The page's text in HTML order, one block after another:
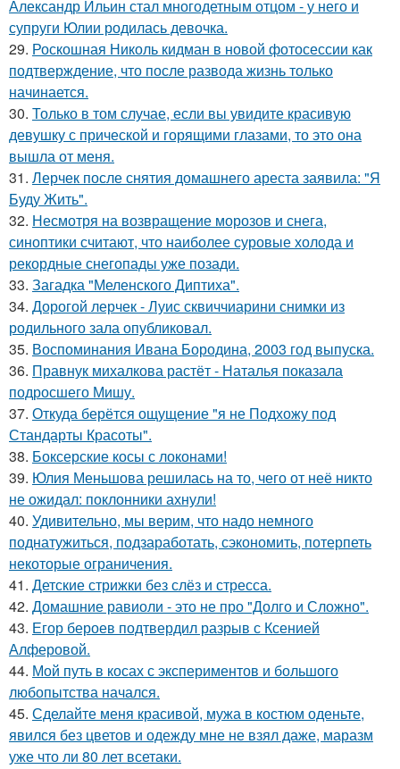
Александр Ильин стал многодетным отцом - у него и
супруги Юлии родилась девочка.
29. Роскошная Николь кидман в новой фотосессии как
подтверждение, что после развода жизнь только
начинается.
30. Только в том случае, если вы увидите красивую
девушку с прической и горящими глазами, то это она
вышла от меня.
31. Лерчек после снятия домашнего ареста заявила: "Я
Буду Жить".
32. Несмотря на возвращение морозов и снега,
синоптики считают, что наиболее суровые холода и
рекордные снегопады уже позади.
33. Загадка "Меленского Диптиха".
34. Дорогой лерчек - Луис сквиччиарини снимки из
родильного зала опубликовал.
35. Воспоминания Ивана Бородина, 2003 год выпуска.
36. Правнук михалкова растёт - Наталья показала
подросшего Мишу.
37. Откуда берётся ощущение "я не Подхожу под
Стандарты Красоты".
38. Боксерские косы с локонами!
39. Юлия Меньшова решилась на то, чего от неё никто
не ожидал: поклонники ахнули!
40. Удивительно, мы верим, что надо немного
поднатужиться, подзаработать, сэкономить, потерпеть
некоторые ограничения.
41. Детские стрижки без слёз и стресса.
42. Домашние равиоли - это не про "Долго и Сложно".
43. Егор бероев подтвердил разрыв с Ксенией
Алферовой.
44. Мой путь в косах с экспериментов и большого
любопытства начался.
45. Сделайте меня красивой, мужа в костюм оденьте,
явился без цветов и одежду мне не взял даже, маразм
уже что ли 80 лет всетаки.